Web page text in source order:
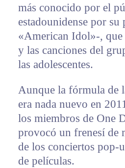
más conocido por el
estadounidense por su
«American Idol»-, que
y las canciones del
las adolescentes.
Aunque la fórmula de
era nada nuevo en
los miembros de One
provocó un frenesí de
de los conciertos pop-
de películas.